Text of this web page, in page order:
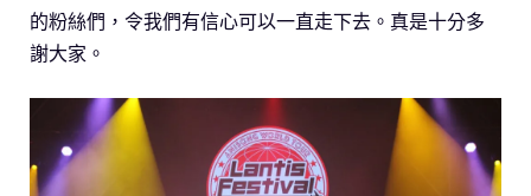
的粉絲們，令我們有信心可以一直走下去。真是十分多
謝大家。